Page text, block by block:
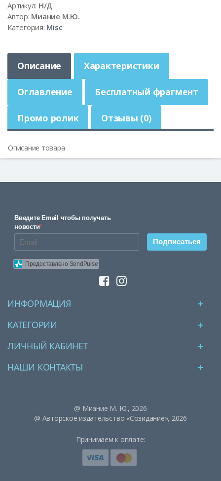
Артикул: Н/Д
Автор: Миание М.Ю.
Категория: Misc
Описание Характеристики
Оглавление Бесплатный фрагмент
Промо ролик Отзывы (0)
Описание товара
Введите Email чтобы получать
новости*
Подписаться
Предоставлено SendPulse
ИНФОРМАЦИЯ
КАТЕГОРИИ
ЛИЧНЫЙ КАБИНЕТ
НАШИ КОНТАКТЫ
@ Миание М. Ю., 2026
@ Авторское издательство «Созидание», 2026
Принимаем к оплате: